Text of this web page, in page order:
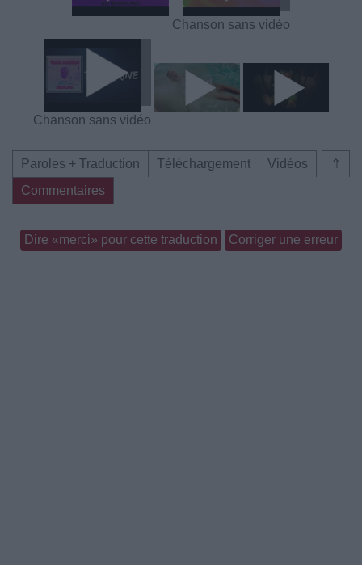
Chanson sans vidéo
Chanson sans vidéo
⇑
Paroles + Traduction Téléchargement
Vidéos
Commentaires
Dire «merci» pour cette traduction Corriger une erreur